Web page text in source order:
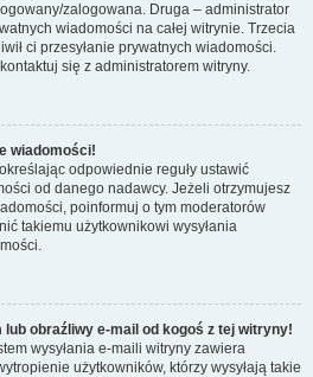
zalogowana. Druga – administrator
wiadomości na całej witrynie. Trzecia
ci przesyłanie prywatnych wiadomości.
się z administratorem witryny.
wiadomości!
odpowiednie reguły ustawić
od danego nadawcy. Jeżeli otrzymujesz
poinformuj o tym moderatorów
takiemu użytkownikowi wysyłania
lub obraźliwy e-mail od kogoś z tej witryny!
wysyłania e-maili witryny zawiera
użytkowników, którzy wysyłają takie